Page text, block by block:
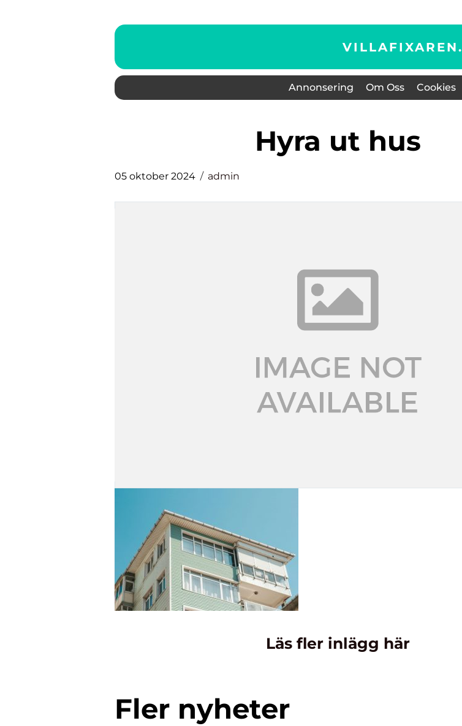
VILLAFIXAREN.
Annonsering Om Oss Cookies
Hyra ut hus
05 oktober 2024 admin
Läs fler inlägg här
Fler nyheter